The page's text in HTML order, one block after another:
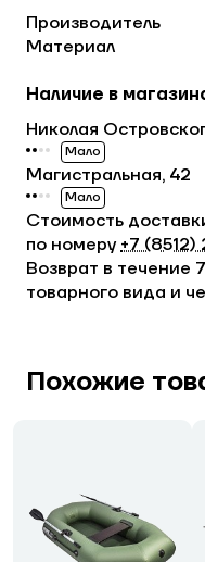
Производитель
Материал
Стоимость
по номеру +7
Возврат в течение
товарного вида и
Наличие в
Николая
Мало
Магистральная, 42
Мало
Похожие